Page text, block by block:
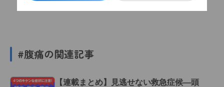
#腹痛の関連記事
【連載まとめ】見逃せない救急症候―頭